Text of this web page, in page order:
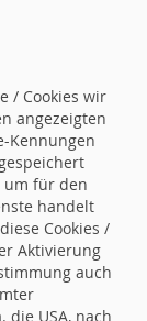
der
dem Status quo
eine gute
beraten
hatte die
Menschen mit
im Alter
erinnert, dass
verlassen
und
/ Cookies wir
angezeigten
Kennungen
um für den
handelt
Cookies /
Aktivierung
auch
USA, nach